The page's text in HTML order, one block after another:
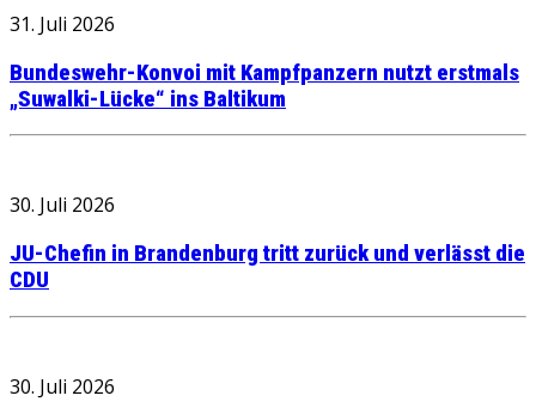
31. Juli 2026
Bundeswehr-Konvoi mit Kampfpanzern nutzt erstmals
„Suwalki-Lücke“ ins Baltikum
30. Juli 2026
JU-Chefin in Brandenburg tritt zurück und verlässt die
CDU
30. Juli 2026